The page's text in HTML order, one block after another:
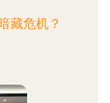
藏危机？